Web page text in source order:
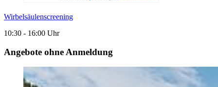
Wirbelsäulenscreening
10:30 - 16:00 Uhr
Angebote ohne Anmeldung